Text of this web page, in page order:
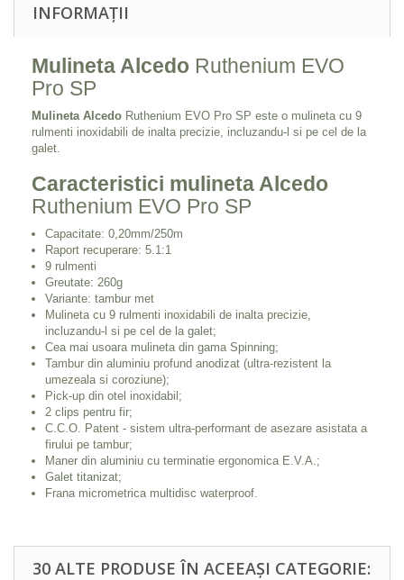
INFORMAȚII
Mulineta Alcedo Ruthenium EVO
Pro SP
Mulineta Alcedo Ruthenium EVO Pro SP este o mulineta cu 9
rulmenti inoxidabili de inalta precizie, incluzandu-l si pe cel de la
galet.
Caracteristici mulineta Alcedo
Ruthenium EVO Pro SP
Capacitate: 0,20mm/250m
Raport recuperare: 5.1:1
9 rulmenti
Greutate: 260g
Variante: tambur met
Mulineta cu 9 rulmenti inoxidabili de inalta precizie,
incluzandu-l si pe cel de la galet;
Cea mai usoara mulineta din gama Spinning;
Tambur din aluminiu profund anodizat (ultra-rezistent la
umezeala si coroziune);
Pick-up din otel inoxidabil;
2 clips pentru fir;
C.C.O. Patent - sistem ultra-performant de asezare asistata a
firului pe tambur;
Maner din aluminiu cu terminatie ergonomica E.V.A.;
Galet titanizat;
Frana micrometrica multidisc waterproof.
30 ALTE PRODUSE ÎN ACEEAȘI CATEGORIE: